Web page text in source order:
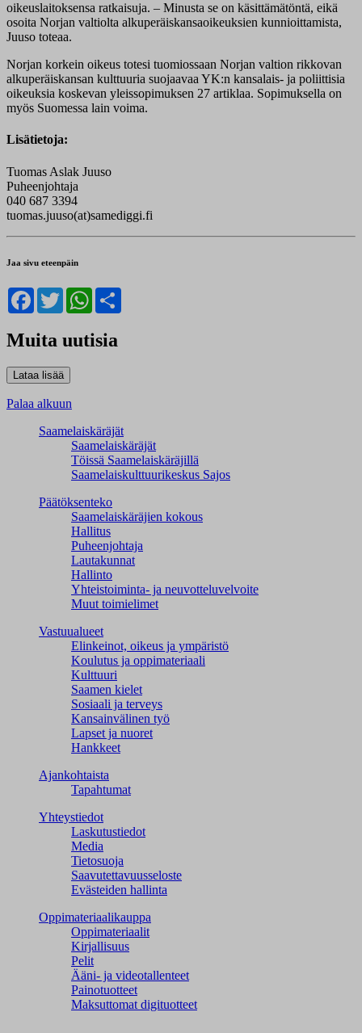
oikeuslaitoksensa ratkaisuja. – Minusta se on käsittämätöntä, eikä
osoita Norjan valtiolta alkuperäiskansaoikeuksien kunnioittamista,
Juuso toteaa.
Norjan korkein oikeus totesi tuomiossaan Norjan valtion rikkovan
alkuperäiskansan kulttuuria suojaavaa YK:n kansalais- ja poliittisia
oikeuksia koskevan yleissopimuksen 27 artiklaa. Sopimuksella on
myös Suomessa lain voima.
Lisätietoja:
Tuomas Aslak Juuso
Puheenjohtaja
040 687 3394
tuomas.juuso(at)samediggi.fi
Jaa sivu eteenpäin
Facebook
TwitterWhatsApp
Muita uutisia
Palaa alkuun
Saamelaiskäräjät
Saamelaiskäräjät
Töissä Saamelaiskäräjillä
Saamelaiskulttuuri­keskus Sajos
Päätöksenteko
Saamelaiskäräjien kokous
Hallitus
Puheenjohtaja
Lautakunnat
Hallinto
Yhteistoiminta- ja neuvotteluvelvoite
Muut toimielimet
Vastuualueet
Elinkeinot, oikeus ja ympäristö
Koulutus ja oppimateriaali
Kulttuuri
Saamen kielet
Sosiaali ja terveys
Kansainvälinen työ
Lapset ja nuoret
Hankkeet
Ajankohtaista
Tapahtumat
Yhteystiedot
Laskutustiedot
Media
Tietosuoja
Saavutettavuusseloste
Evästeiden hallinta
Oppimateriaalikauppa
Oppimateriaalit
Kirjallisuus
Pelit
Ääni- ja videotallenteet
Painotuotteet
Maksuttomat digituotteet